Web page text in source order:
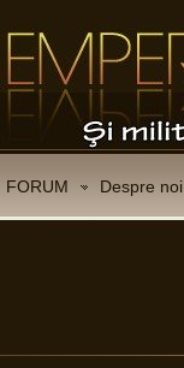
FORUM Despre noi